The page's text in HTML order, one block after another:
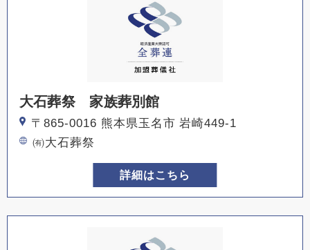
大石葬祭 家族葬別館
〒865-0016 熊本県玉名市 岩崎449-1
㈲大石葬祭
詳細はこちら